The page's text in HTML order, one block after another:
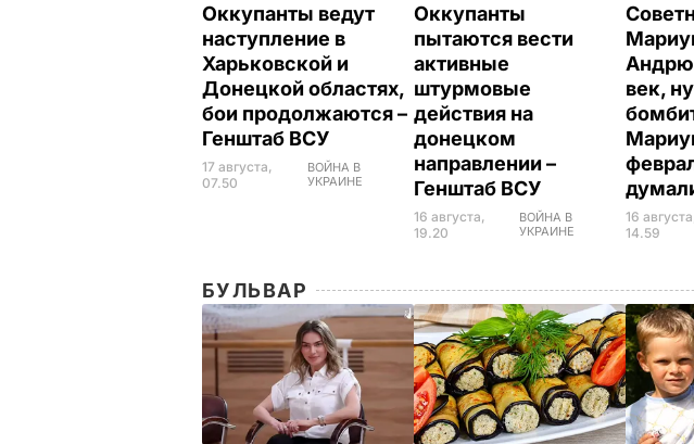
Оккупанты ведут
наступление в
Харьковской и
Донецкой областях,
бои продолжаются –
Генштаб ВСУ
17 августа,
07.50
ВОЙНА В
УКРАИНЕ
Оккупанты
пытаются вести
активные
штурмовые
действия на
донецком
направлении –
Генштаб ВСУ
16 августа,
19.20
ВОЙНА В
УКРАИНЕ
век,
16
14.59
БУЛЬВАР